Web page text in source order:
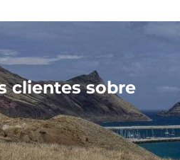
clientes sobre